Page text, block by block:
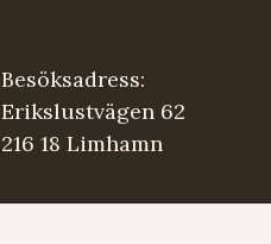
Besöksadress:
Erikslustvägen 62
216 18 Limhamn